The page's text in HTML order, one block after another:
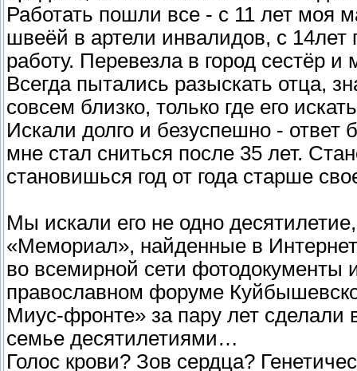
Работать пошли все - с 11 лет моя
швеёй в артели инвалидов, с
работу. Перевезла в город сестёр и
Всегда пытались разыскать отца,
совсем близко, только где его
Искали долго и безуспешно - ответ
мне стал сниться после 35 лет.
становишься год от года старше
Мы искали его не одно
«Мемориал», найденные в
во всемирной сети фотодокументы
православном форуме
Миус-фронте» за пару лет
семье десятилетиями…
Голос крови? Зов сердца?